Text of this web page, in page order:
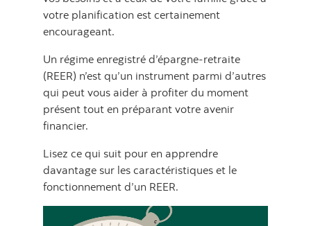
votre planification est certainement
encourageant.
Un régime enregistré d’épargne-retraite
(REER) n’est qu’un instrument parmi d’autres
qui peut vous aider à profiter du moment
présent tout en préparant votre avenir
financier.
Lisez ce qui suit pour en apprendre
davantage sur les caractéristiques et le
fonctionnement d’un REER.